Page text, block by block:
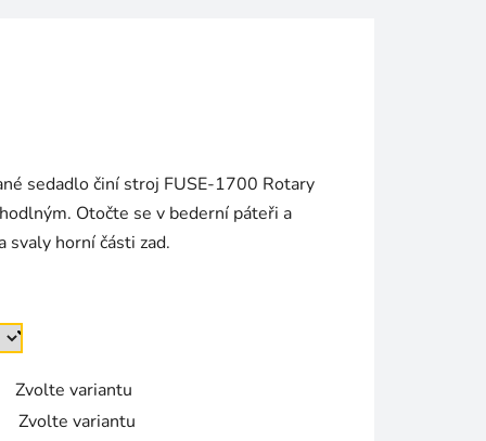
sedadlo činí stroj FUSE-1700 Rotary
Otočte se v bederní páteři a
svaly horní části zad.
Zvolte variantu
Zvolte variantu